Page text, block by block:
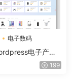
电子数码
电子产品
应式WooCommer
199